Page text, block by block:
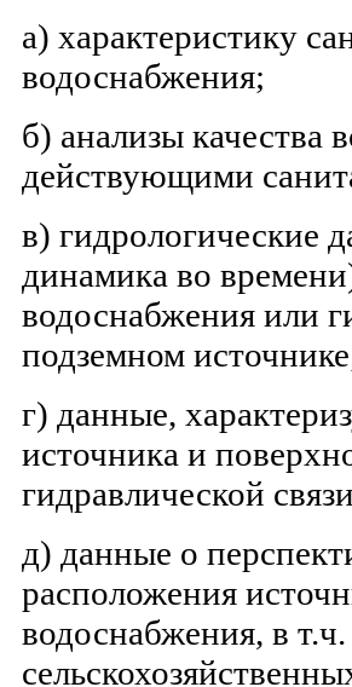
а) характеристику
водоснабжения;
б) анализы качества
действующими
в) гидрологические
динамика во
водоснабжения или
подземном
г) данные,
источника и
гидравлической
д) данные о
расположения
водоснабжения, в